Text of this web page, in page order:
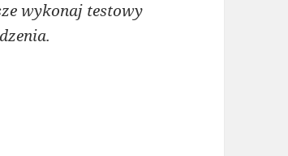
wykonaj testowy